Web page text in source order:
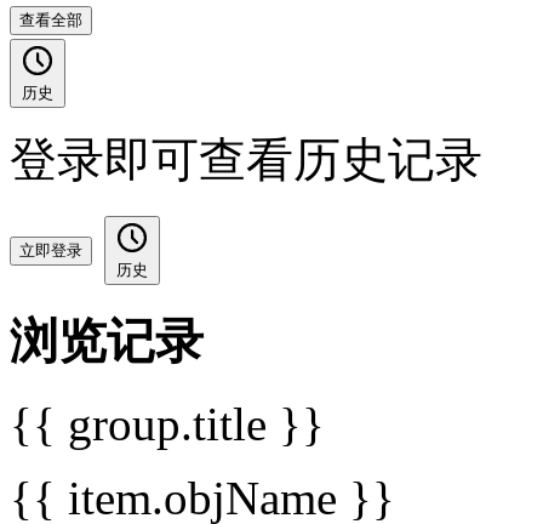
查看全部
历史
登录即可查看历史记录
立即登录
历史
浏览记录
{{ group.title }}
{{ item.objName }}